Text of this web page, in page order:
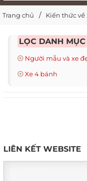
Trang chủ Kiến thức về
LỌC DANH MỤC
Người mẫu và xe
Xe 4 bánh
LIÊN KẾT WEBSITE